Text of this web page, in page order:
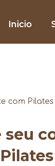
Inicio
com Pilates
seu